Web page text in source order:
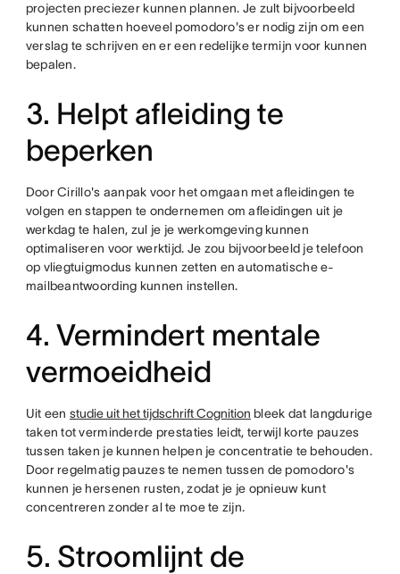
projecten preciezer kunnen plannen. Je zult bijvoorbeeld
kunnen schatten hoeveel pomodoro's er nodig zijn om een
verslag te schrijven en er een redelijke termijn voor kunnen
bepalen.
3. Helpt afleiding te
beperken
Door Cirillo's aanpak voor het omgaan met afleidingen te
volgen en stappen te ondernemen om afleidingen uit je
werkdag te halen, zul je je werkomgeving kunnen
optimaliseren voor werktijd. Je zou bijvoorbeeld je telefoon
op vliegtuigmodus kunnen zetten en automatische e-
mailbeantwoording kunnen instellen.
4. Vermindert mentale
vermoeidheid
Uit een studie uit het tijdschrift Cognition bleek dat langdurige
taken tot verminderde prestaties leidt, terwijl korte pauzes
tussen taken je kunnen helpen je concentratie te behouden.
Door regelmatig pauzes te nemen tussen de pomodoro's
kunnen je hersenen rusten, zodat je je opnieuw kunt
concentreren zonder al te moe te zijn.
5. Stroomlijnt de